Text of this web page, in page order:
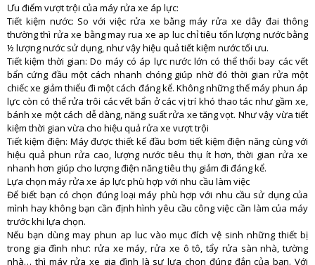
Ưu điểm vượt trội của máy rửa xe áp lực:
Tiết kiệm nước: So với việc rửa xe bằng máy rửa xe dây đai thông
thường thì rửa xe bằng may rua xe ap luc chỉ tiêu tốn lượng nước bằng
½ lượng nước sử dụng, như vậy hiệu quả tiết kiệm nước tối ưu.
Tiết kiệm thời gian: Do máy có áp lực nước lớn có thể thổi bay các vết
bẩn cứng đầu một cách nhanh chóng giúp nhờ đó thời gian rửa một
chiếc xe giảm thiểu đi một cách đáng kể. Không những thế máy phun áp
lực còn có thể rửa trôi các vết bẩn ở các vị trí khó thao tác như gầm xe,
bánh xe một cách dễ dàng, năng suất rửa xe tăng vọt. Như vậy vừa tiết
kiệm thời gian vừa cho hiệu quả rửa xe vượt trội
Tiết kiệm điện: Máy được thiết kế đầu bơm tiết kiệm điện năng cùng với
hiệu quả phun rửa cao, lượng nước tiêu thụ ít hơn, thời gian rửa xe
nhanh hơn giúp cho lượng điện năng tiêu thụ giảm đi đáng kể.
Lựa chọn máy rửa xe áp lực phù hợp với nhu cầu làm việc
Để biết bạn có chọn đúng loại máy phù hợp với nhu cầu sử dụng của
mình hay không bạn cần định hình yêu cầu công việc cần làm của máy
trước khi lựa chọn.
Nếu bạn dùng may phun ap luc vào mục đích vệ sinh những thiết bị
trong gia đình như: rửa xe máy, rửa xe ô tô, tẩy rửa sàn nhà, tường
nhà… thì máy rửa xe gia đình là sự lựa chọn đúng đắn của bạn. Với